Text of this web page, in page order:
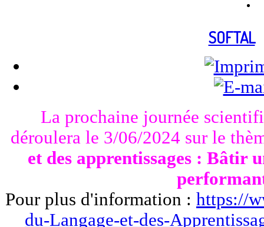
SOFTAL
La prochaine journée
déroulera le 3/06/2024 sur le
et des apprentissages : Bâtir
Pour plus d'information : https://
du-Langage-et-des-